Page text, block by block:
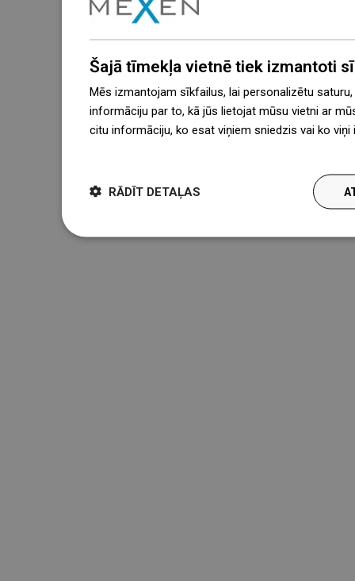
Šajā tīmekļa vietnē tiek izmantoti
Mēs izmantojam sīkfailus, lai personalizētu
informāciju par to, kā jūs lietojat mūsu vietni ar
citu informāciju, ko esat viņiem sniedzis vai ko
RĀDĪT DETAĻAS